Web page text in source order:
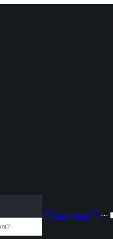
Langganan
···